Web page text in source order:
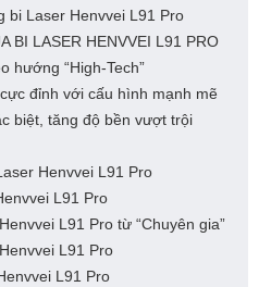
bi Laser Henvvei L91 Pro
BI LASER HENVVEI L91 PRO
hướng “High-Tech”
đỉnh với cấu hình mạnh mẽ
biệt, tăng độ bền vượt trội
Henvvei L91 Pro
L91 Pro
L91 Pro từ “Chuyên gia”
L91 Pro
L91 Pro